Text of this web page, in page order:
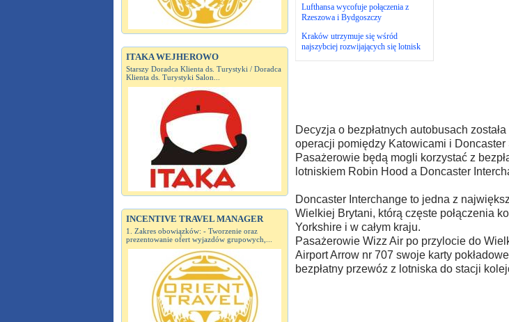
ITAKA WEJHEROWO
Starszy Doradca Klienta ds. Turystyki / Doradca
Klienta ds. Turystyki Salon...
INCENTIVE TRAVEL MANAGER
1. Zakres obowiązków: - Tworzenie oraz
prezentowanie ofert wyjazdów grupowych,...
Lufthansa wycofuje połączenia z
Rzeszowa i Bydgoszczy
Kraków utrzymuje się wśród
najszybciej rozwijających się lotnisk
Decyzja o bezpłatnych autobusach
operacji pomiędzy Katowicami i
Pasażerowie będą mogli korzystać z
lotniskiem Robin Hood a Doncaster
Doncaster Interchange to jedna z
Wielkiej Brytani, którą częste połączenia
Yorkshire i w całym kraju.
Pasażerowie Wizz Air po przylocie do
Airport Arrow nr 707 swoje karty
bezpłatny przewóz z lotniska do stacji